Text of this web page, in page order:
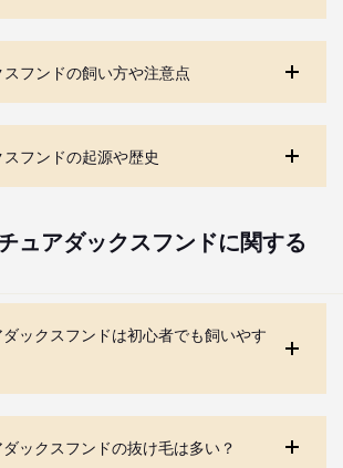
フンドの飼い方や注意点
フンドの起源や歴史
ュアダックスフンドに関する
ダックスフンドは初心者でも飼いやす
ックスフンドの抜け毛は多い？